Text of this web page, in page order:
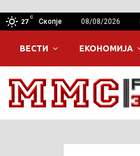
27
C
Скопје 08/08/2026
ВЕСТИ ЕКОНОМИЈА